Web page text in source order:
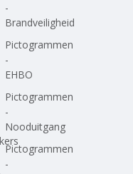
-
Brandveiligheid
Pictogrammen
-
EHBO
Pictogrammen
-
Nooduitgang
Pictogrammen
-